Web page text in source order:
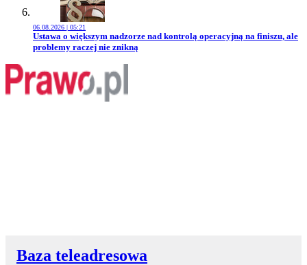
06.08.2026 | 05:21
Przejdź do artykułu:
Ustawa o większym nadzorze nad kontrolą operacyjną na finiszu, ale
problemy raczej nie znikną
Baza teleadresowa